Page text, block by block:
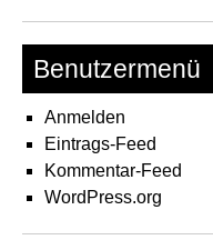
Benutzermenü
Anmelden
Eintrags-Feed
Kommentar-Feed
WordPress.org